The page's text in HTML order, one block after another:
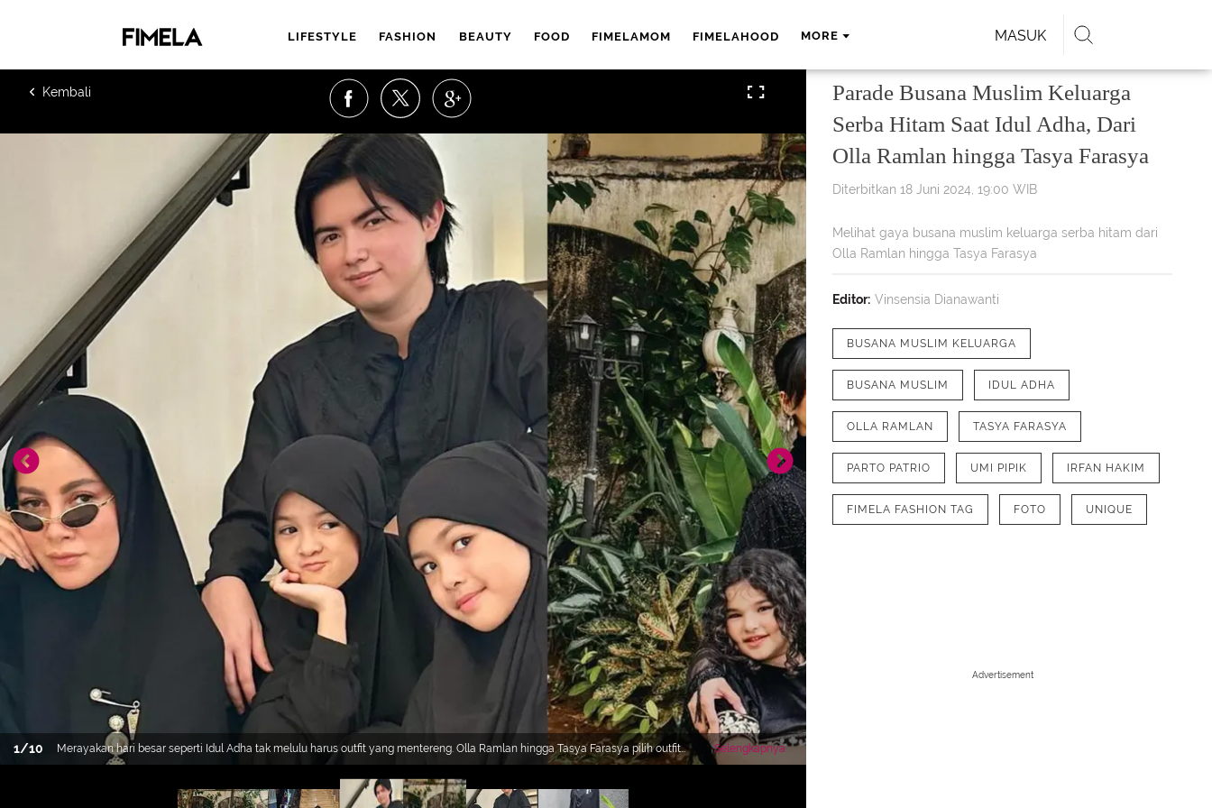
LIFESTYLE FASHION BEAUTY FOOD FIMELAMOM FIMELAHOOD MORE MASUK
1/10
Merayakan hari besar seperti Idul Adha tak melulu harus outfit yang mentereng. Olla Ramlan hingga Tasya Farasya pilih outfit
bernuansa hitam sebagai seragam keluarga. Seperti apa potretnya? [@ollaramlan @tasyafarasya]
Selengkapnya
Parade Busana Muslim Keluarga
Serba Hitam Saat Idul Adha, Dari
Olla Ramlan hingga Tasya Farasya
Diterbitkan 18 Juni 2024, 19:00 WIB
Melihat gaya busana muslim keluarga serba hitam dari
Olla Ramlan hingga Tasya Farasya
Editor: Vinsensia Dianawanti
BUSANA MUSLIM KELUARGA
BUSANA MUSLIM IDUL ADHA
OLLA RAMLAN TASYA FARASYA
PARTO PATRIO UMI PIPIK IRFAN HAKIM
FIMELA FASHION TAG FOTO UNIQUE
Advertisement